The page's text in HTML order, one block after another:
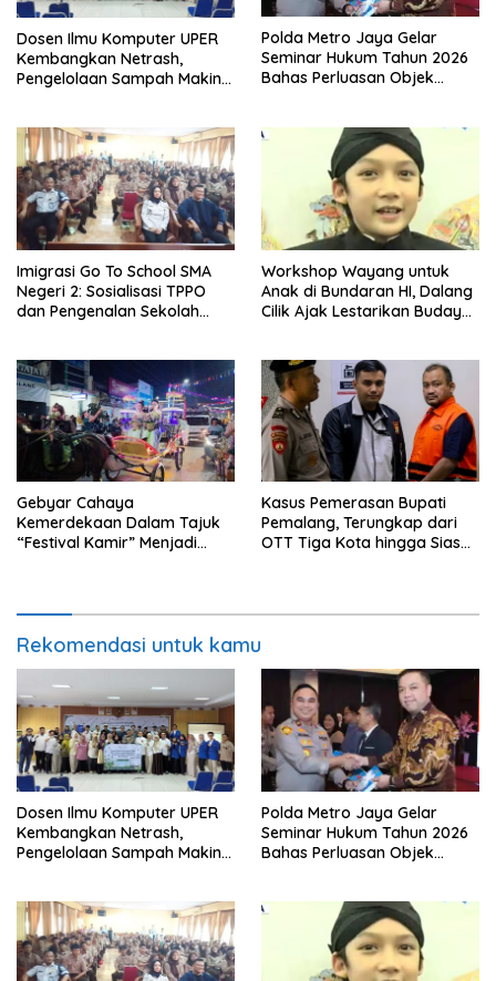
Dosen Ilmu Komputer UPER
Kembangkan Netrash,
Pengelolaan Sampah Makin
Polda Metro Jaya Gelar
Seminar Hukum Tahun 2026
Bahas Perluasan Objek
Imigrasi Go To School SMA
Negeri 2: Sosialisasi TPPO
dan Pengenalan Sekolah
Workshop Wayang untuk
Anak di Bundaran HI, Dalang
Cilik Ajak Lestarikan Budaya
Gebyar Cahaya
Kemerdekaan Dalam Tajuk
“Festival Kamir” Menjadi
Kasus Pemerasan Bupati
Pemalang, Terungkap dari
OTT Tiga Kota hingga Siasat
Rekomendasi untuk kamu
Dosen Ilmu Komputer UPER
Kembangkan Netrash,
Pengelolaan Sampah Makin
Polda Metro Jaya Gelar
Seminar Hukum Tahun 2026
Bahas Perluasan Objek